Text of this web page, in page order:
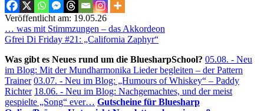
Veröffentlicht am: 19.05.26
Beitragsnavigation
… was mit Stimmzungen – das Akkordeon
Gfrei Di Friday #21: „California Zaphyr“
Was gibt es Neues rund um die BluesharpSchool? 05.08. - Neu
im Blog: Mit der Mundharmonika Lieder begleiten – der Pattern
Trainer 03.07. - Neu im Blog: „Humours of Whiskey“ – Paddy
Richter 18.06. - Neu im Blog: Nachgemachtes, und der meist
gespielte „Song“ ever… Gutscheine für Bluesharp